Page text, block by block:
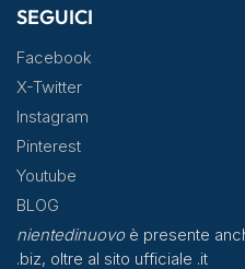
SEGUICI
Facebook
X-Twitter
Instagram
Pinterest
Youtube
BLOG
nientedinuovoè presente
.biz, oltre al sito ufficiale .it